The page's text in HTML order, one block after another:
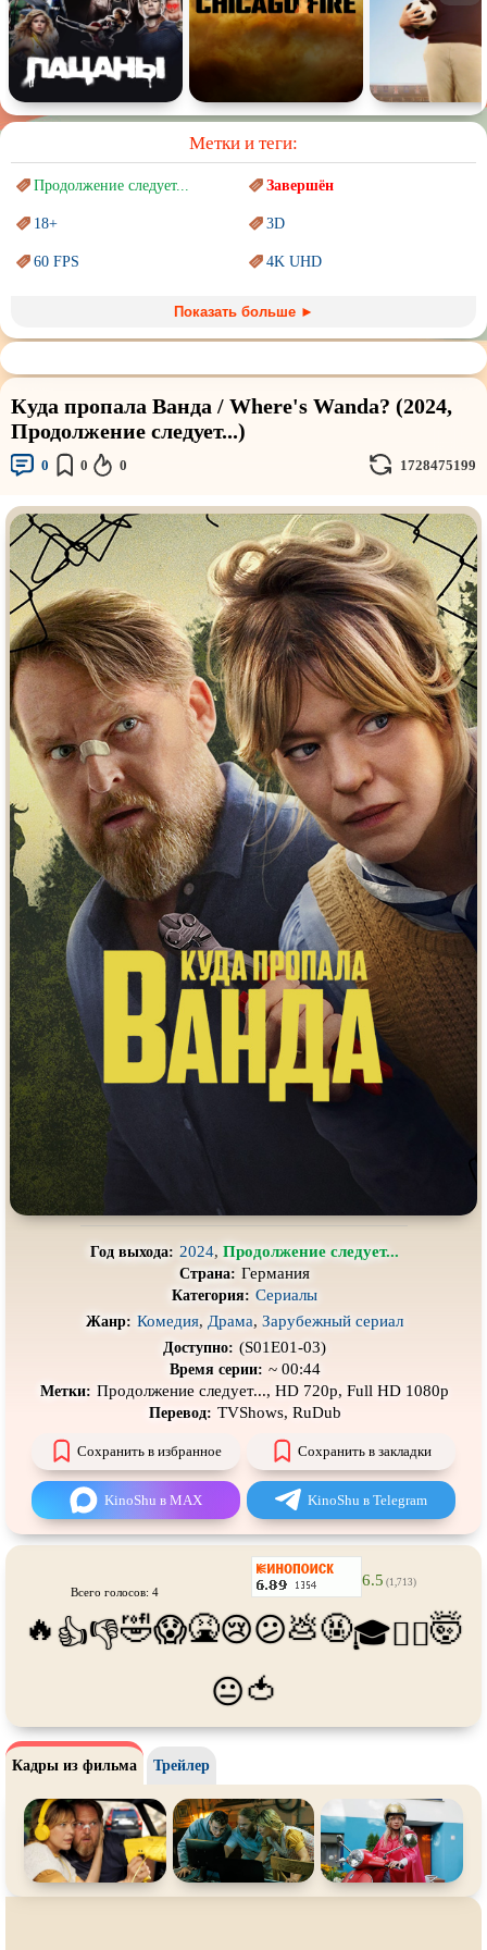
Метки и теги:
Продолжение следует... Завершён
18+ 3D
60 FPS 4K UHD
Marvel PIXAR
Sci-Fi (Научнаяфантастика) Trash (трэш) movies
Авангард иСюрреализм Ангелы и Демоны
Аниме
Дорамы Индийское кино
Киберпанк Коллекция
Комикс Маги и Волшебники
Наркотики Новогодние
Основанное нареальных
событиях
Параллельные миры
Перевод Гоблина ПереводКубик в Кубе
ПереводКураж-Бамбей Пеплум
Подростковаяжестокость Постапокалипсис
Призраки Про акул
Про апокалипсис Про богатых
Про богов Про вампиров
Про ведьм Про викингов
Про выживание Про гангстеров
Про гонки Про деревню
Про динозавров Про драконов
Про животных Про зомби
Про инопланетян
Про корабли и подводные
Про космос
Про маньяков исерийных
Про мафию
Про пиратов
Про подростков Про путешествияво времени
Про рыцарей
Про самолёты Про собак
Про танки Про танцы
Про тюрьму Про футбол
Про хакеров Про хоккей ифигурное
катание
Про шпионов
Про Юристов и Адвокатов
Псевдодокументальный Режиссёрская версия
Слэшер
Стимпанк
Турецкий сериал Чёрная комедия
Экранизация В ожидании
Показать больше ►
Куда пропала Ванда / Where's Wanda? (2024,
Продолжение следует...)
0 0 0 1728475199
Год выхода: 2024, Продолжение следует...
Страна: Германия
Категория: Сериалы
Жанр: Комедия, Драма, Зарубежный сериал
Доступно: (S01E01-03)
Время серии: ~ 00:44
Метки: Продолжение следует..., HD 720p, Full HD 1080p
Перевод: TVShows, RuDub
Сохранить в избранное Сохранить в закладки
KinoShu в MAX KinoShu в Telegram
Всего голосов: 4
6.5 (1,713)
🔥 👍👎🤣😱🤮😢😕💩🤬🎓😵‍💫🤯
😐🍅
Кадры из фильма Трейлер